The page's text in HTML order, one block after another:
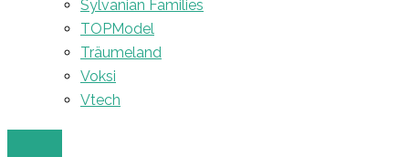
Sylvanian Families
TOPModel
Träumeland
Voksi
Vtech